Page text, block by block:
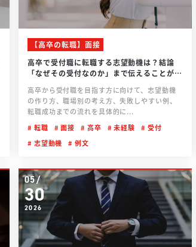
【高卒の転職】面接
高卒で受付職に転職する志望動機は？結論
「なぜその受付なのか」まで伝えることが重
高卒から受付職を目指す方に向けて、志望動機
の作り方、職場別の考え方、失敗しやすい例、
転職成功までの流れを具体的に...
転職
面接 高卒 未経験
受付
志望動機
例文
05/
30
2026